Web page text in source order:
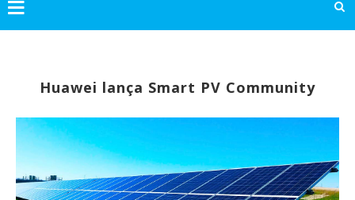
Huawei lança Smart PV Community